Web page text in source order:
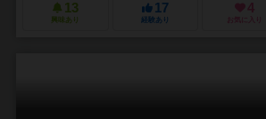
13
興味あり
17
経験あり
4
お気に入り